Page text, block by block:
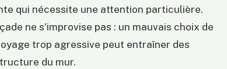
qui nécessite une attention particulière.
ne s’improvise pas : un mauvais choix de
trop agressive peut entraîner des
du mur.